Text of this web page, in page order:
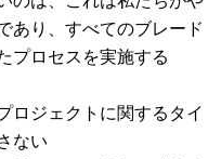
あり、すべてのブレード
プロセスを実施する
ロジェクトに関するタイ
ない